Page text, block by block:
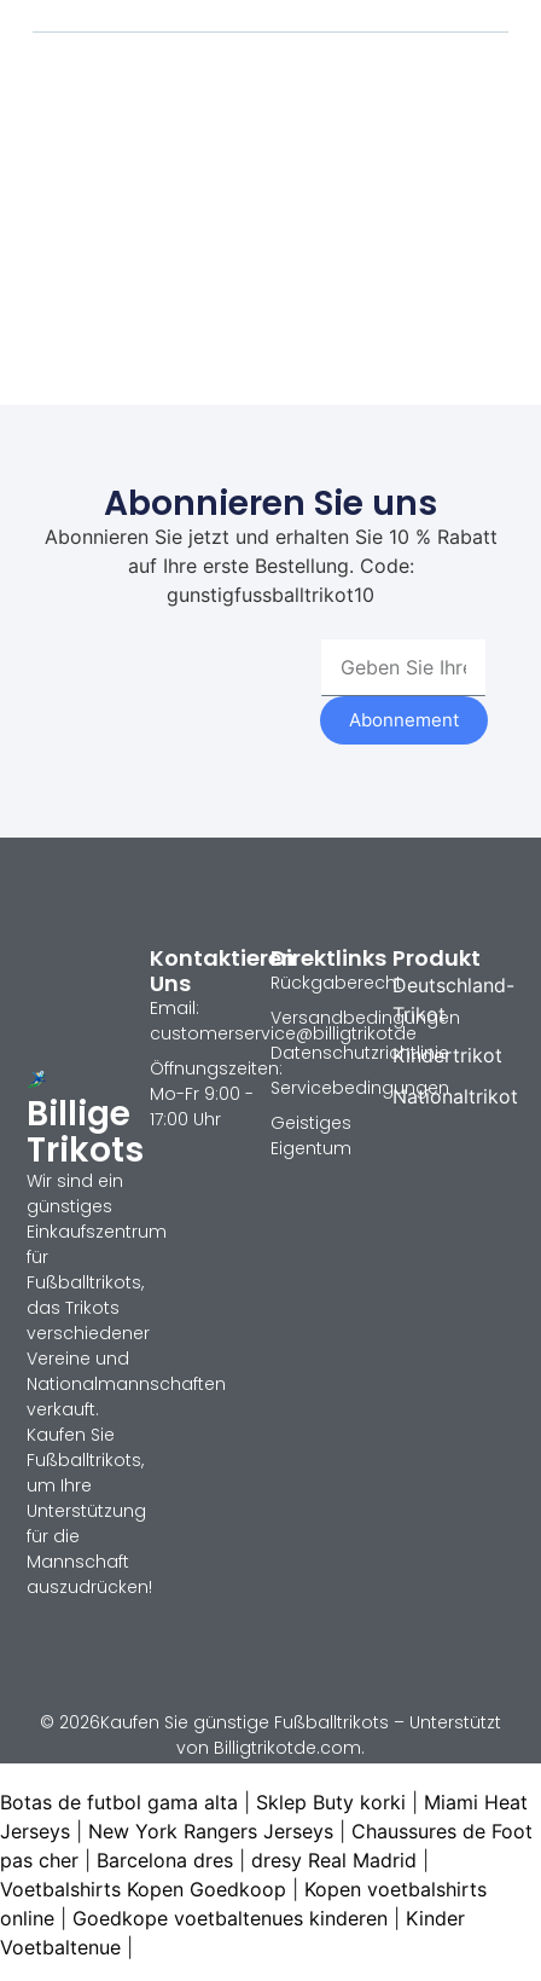
Abonnieren Sie uns
Abonnieren Sie jetzt und erhalten Sie 10 % Rabatt
auf Ihre erste Bestellung. Code:
gunstigfussballtrikot10
Abonnement
Billige
Trikots
Wir sind ein
günstiges
Einkaufszentrum
für
Fußballtrikots,
das Trikots
verschiedener
Vereine und
Nationalmannschaften
verkauft.
Kaufen Sie
Fußballtrikots,
um Ihre
Unterstützung
für die
Mannschaft
auszudrücken!
Produkt
Deutschland-
Trikot
Kindertrikot
Nationaltrikot
Direktlinks
Rückgaberecht
Versandbedingungen
Datenschutzrichtlinie
Servicebedingungen
Geistiges
Eigentum
Kontaktieren
Uns
Email:
customerservice@billigtrikotde
Öffnungszeiten:
Mo-Fr 9:00 -
17:00 Uhr
© 2026Kaufen Sie günstige Fußballtrikots – Unterstützt
von Billigtrikotde.com.
Botas de futbol gama alta Sklep Buty korki
Miami Heat
Jerseys
New York Rangers Jerseys
Chaussures de Foot
pas cher
Barcelona dres dresy Real Madrid
Voetbalshirts Kopen Goedkoop
Kopen voetbalshirts
online
Goedkope voetbaltenues kinderen
Kinder
Voetbaltenue